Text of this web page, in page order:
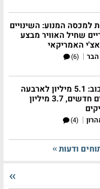
למכסה המנוע: השינויים
שחיל האוויר מבצע
האמריקאי
הבר |
(6)
בורוכוב: 5.1 מיליון לארבעה
חדרים חדשים, 3.7 מיליון
|
(4)
ודעות